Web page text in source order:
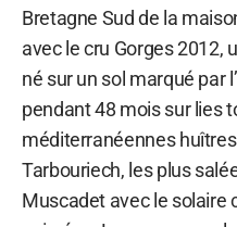
Bretagne Sud de la
avec le cru Gorges 2012,
né sur un sol marqué par
pendant 48 mois sur lies
méditerranéennes
Tarbouriech, les plus
Muscadet avec le solaire